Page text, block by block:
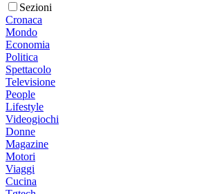
Sezioni
Cronaca
Mondo
Economia
Politica
Spettacolo
Televisione
People
Lifestyle
Videogiochi
Donne
Magazine
Motori
Viaggi
Cucina